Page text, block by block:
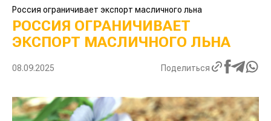
Россия ограничивает экспорт масличного льна
РОССИЯ ОГРАНИЧИВАЕТ
ЭКСПОРТ МАСЛИЧНОГО ЛЬНА
08.09.2025 Поделиться